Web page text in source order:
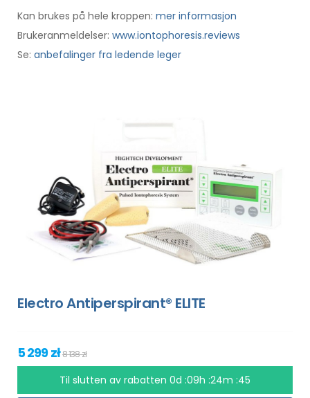
Kan brukes på hele kroppen: mer informasjon
Brukeranmeldelser: www.iontophoresis.reviews
Se: anbefalinger fra ledende leger
Electro Antiperspirant® ELITE
5 299 zł8 138 zł
Til slutten av rabatten 0d :09h :24m :44